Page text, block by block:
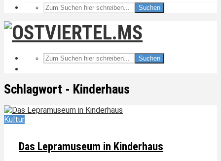
Suchen
Suchen
Schlagwort - Kinderhaus
Kultur
Das Lepramuseum in Kinderhaus